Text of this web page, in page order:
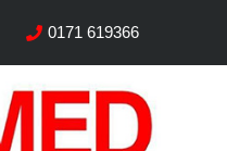
0171 619366